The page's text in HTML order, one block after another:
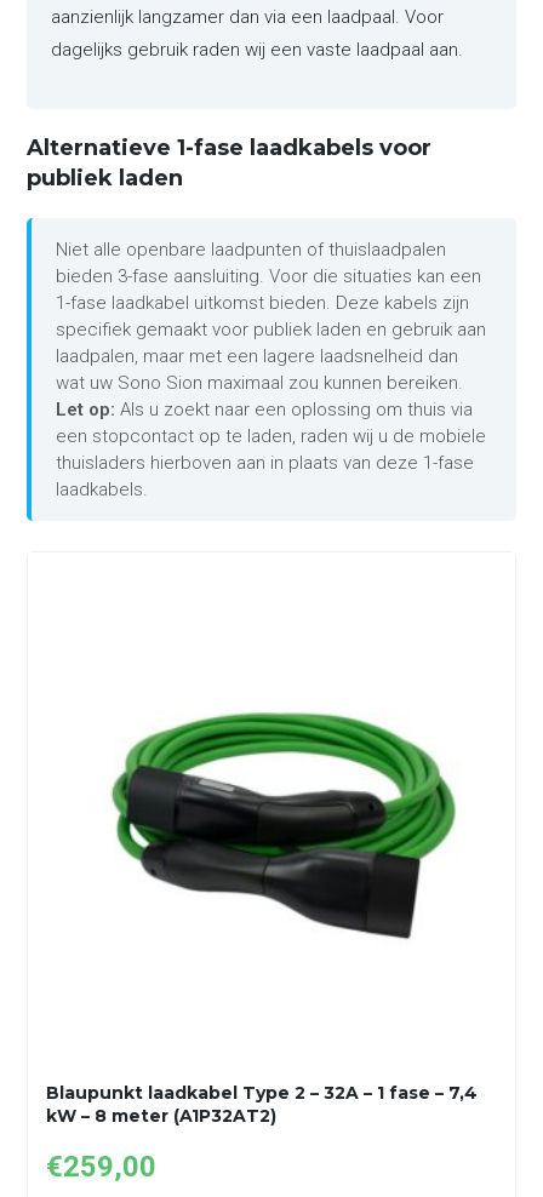
aanzienlijk langzamer dan via een laadpaal. Voor
dagelijks gebruik raden wij een vaste laadpaal aan.
Alternatieve 1-fase laadkabels voor
publiek laden
Niet alle openbare laadpunten of thuislaadpalen
bieden 3-fase aansluiting. Voor die situaties kan een
1-fase laadkabel uitkomst bieden. Deze kabels zijn
specifiek gemaakt voor publiek laden en gebruik aan
laadpalen, maar met een lagere laadsnelheid dan
wat uw Sono Sion maximaal zou kunnen bereiken.
Let op: Als u zoekt naar een oplossing om thuis via
een stopcontact op te laden, raden wij u de mobiele
thuisladers hierboven aan in plaats van deze 1-fase
laadkabels.
Blaupunkt laadkabel Type 2 – 32A – 1 fase – 7,4
kW – 8 meter (A1P32AT2)
€259,00